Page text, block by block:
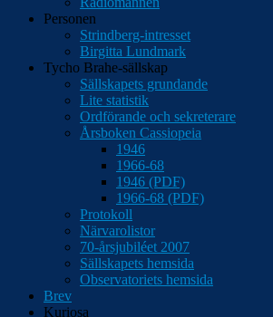
Personen
Strindberg-intresset
Birgitta Lundmark
Tycho Brahe-sällskap
Sällskapets grundande
Lite statistik
Ordförande och sekreterare
Årsboken Cassiopeia
1946
1966-68
1946 (PDF)
1966-68 (PDF)
Protokoll
Närvarolistor
70-årsjubiléet 2007
Sällskapets hemsida
Observatoriets hemsida
Brev
Kuriosa